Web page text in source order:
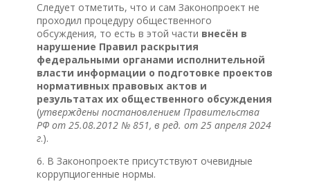
Следует отметить, что и сам Законопроект не
проходил процедуру общественного
обсуждения, то есть в этой части внесён в
нарушение Правил раскрытия
федеральными органами исполнительной
власти информации о подготовке проектов
нормативных правовых актов и
результатах их общественного обсуждения
(утверждены постановлением Правительства
РФ от 25.08.2012 № 851, в ред. от 25 апреля 2024
г.).
6. В Законопроекте присутствуют очевидные
коррупциогенные нормы.